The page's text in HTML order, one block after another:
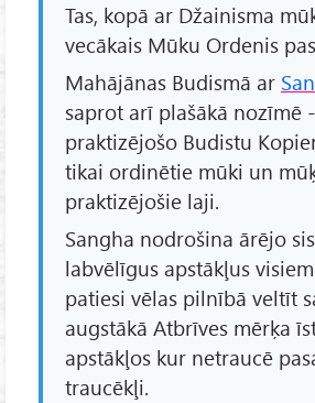
Tas, kopā ar Džainisma
vecākais Mūku Ordenis
Mahājānas Budismā ar
saprot arī plašākā nozīmē
praktizējošo Budistu
tikai ordinētie mūki un
praktizējošie laji.
Sangha nodrošina ārējo
labvēlīgus apstākļus
patiesi vēlas pilnībā veltīt
augstākā Atbrīves mērķa
apstākļos kur netraucē
traucēkļi.